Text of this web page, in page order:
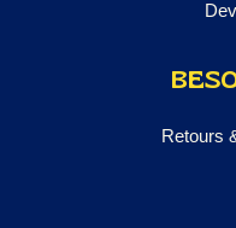
Retours